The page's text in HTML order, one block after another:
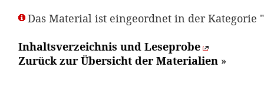
Das Material ist eingeordnet in der Kategorie
Inhaltsverzeichnis und Leseprobe
Zurück zur Übersicht der Materialien »